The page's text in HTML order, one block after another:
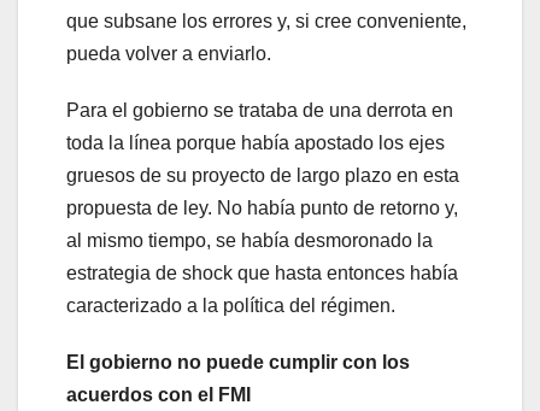
que subsane los errores y, si cree conveniente,
pueda volver a enviarlo.
Para el gobierno se trataba de una derrota en
toda la línea porque había apostado los ejes
gruesos de su proyecto de largo plazo en esta
propuesta de ley. No había punto de retorno y,
al mismo tiempo, se había desmoronado la
estrategia de shock que hasta entonces había
caracterizado a la política del régimen.
El gobierno no puede cumplir con los
acuerdos con el FMI